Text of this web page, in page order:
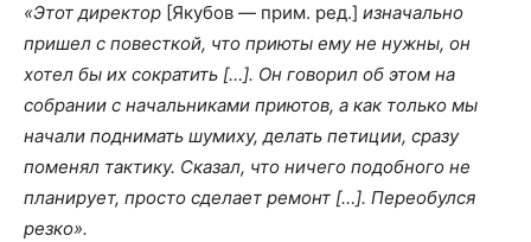
«Этот директор [Якубов — прим. ред.] изначально
пришел с повесткой, что приюты ему не нужны, он
хотел бы их сократить […]. Он говорил об этом на
собрании с начальниками приютов, а как только мы
начали поднимать шумиху, делать петиции, сразу
поменял тактику. Сказал, что ничего подобного не
планирует, просто сделает ремонт […]. Переобулся
резко».